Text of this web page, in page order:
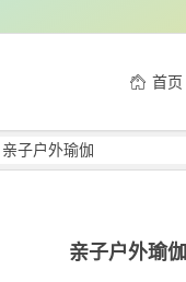
首页
亲子户外瑜伽
亲子户外瑜伽